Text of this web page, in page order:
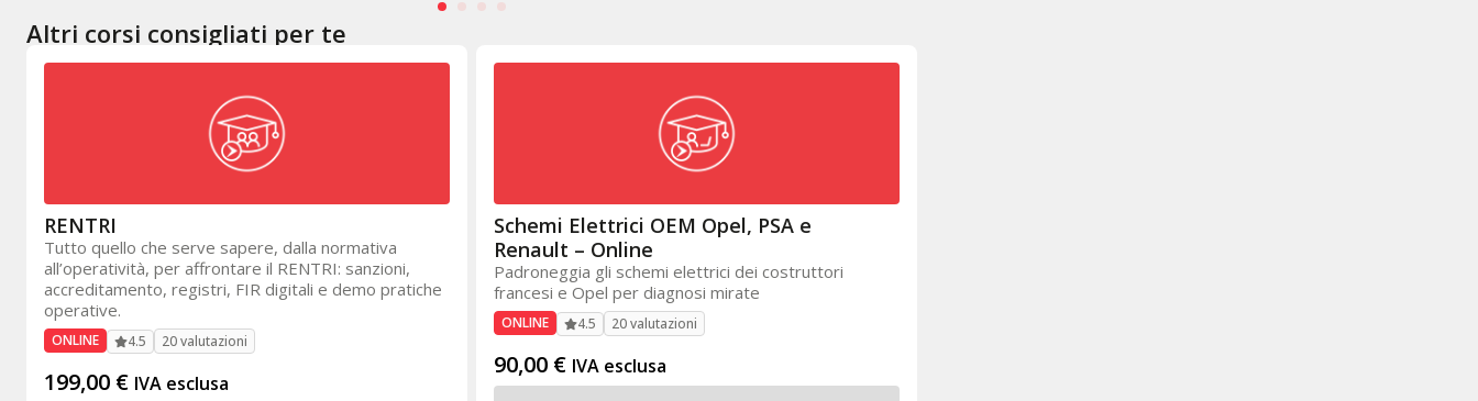
Altri corsi consigliati per te
RENTRI
Tutto quello che serve sapere, dalla normativa
all’operatività, per affrontare il RENTRI: sanzioni,
accreditamento, registri, FIR digitali e demo pratiche
operative.
ONLINE 4.5 20 valutazioni
199,00 € IVA esclusa
Schemi Elettrici OEM Opel, PSA e
Renault – Online
Padroneggia gli schemi elettrici dei costruttori
francesi e Opel per diagnosi mirate
ONLINE 4.5 20 valutazioni
90,00 € IVA esclusa